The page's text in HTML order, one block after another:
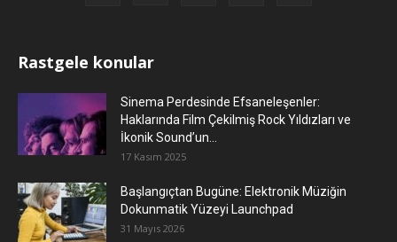
Rastgele konular
Sinema Perdesinde Efsaneleşenler:
Haklarında Film Çekilmiş Rock Yıldızları ve
İkonik Sound’un...
17 Kasım 2025
Başlangıçtan Bugüne: Elektronik Müziğin
Dokunmatik Yüzeyi Launchpad
31 Mayıs 2026